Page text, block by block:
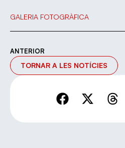
GALERIA FOTOGRÀFICA
ANTERIOR
TORNAR A LES NOTÍCIES